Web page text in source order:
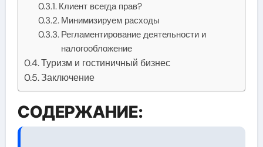
Клиент всегда прав?
Минимизируем расходы
Регламентирование деятельности и
налогообложение
Туризм и гостиничный бизнес
Заключение
СОДЕРЖАНИЕ: